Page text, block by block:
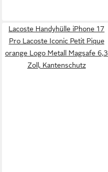
Lacoste Handyhülle iPhone 17
Pro Lacoste Iconic Petit Pique
orange Logo Metall Magsafe 6,3
Zoll, Kantenschutz